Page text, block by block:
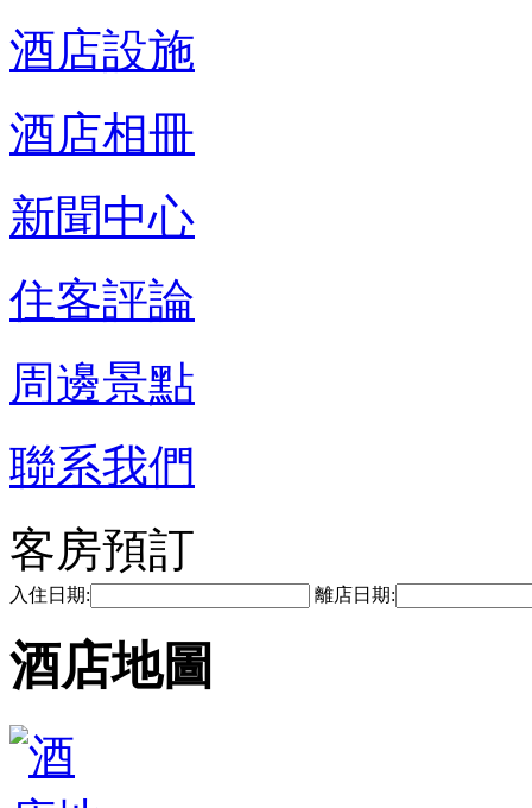
酒店設施
酒店相冊
新聞中心
住客評論
周邊景點
聯系我們
客房預訂
入住日期: 離店日期:
酒店地圖